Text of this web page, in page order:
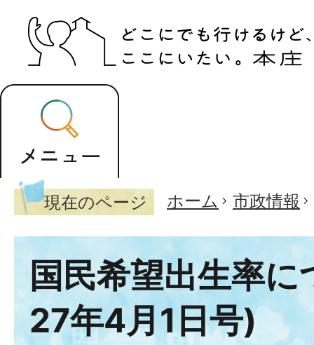
現在のページ ホーム 市政情報
国民希望出生率
27年4月1日号)